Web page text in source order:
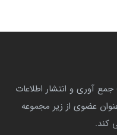
از سال 1394 با هدف جمع آوری و انتشار اطلاعات
عضوی از زیر مجموعه
کند.